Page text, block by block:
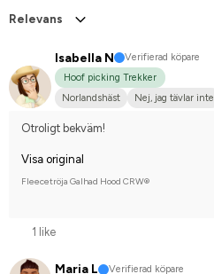
Relevans
Isabella N
Verifierad köpare
Hoof picking Trekker
Norlandshäst
Nej, jag tävlar inte
Otroligt bekväm!
Visa original
Fleecetröja Galhad Hood CRW®
1 like
Maria L Verifierad köpare